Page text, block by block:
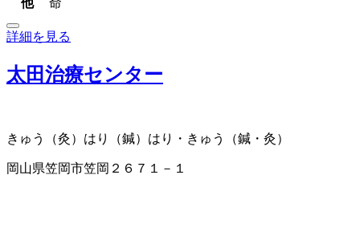
他
命
詳細を見る
太田治療センター
きゅう（灸） はり（鍼） はり・きゅう（鍼・灸）
岡山県笠岡市笠岡２６７１－１